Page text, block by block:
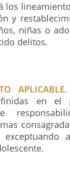
los
y
niñas o
delitos.
APLICABLE.
en el
exceptuando